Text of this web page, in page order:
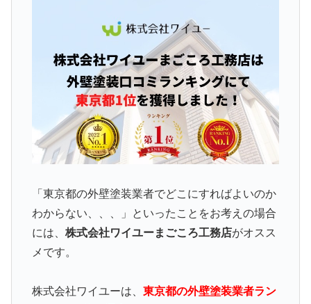
「東京都の外壁塗装業者でどこにすればよいのか
わからない、、、」といったことをお考えの場合
には、 株式会社ワイユーまごころ工務店がオスス
メです。
株式会社ワイユーは、 東京都の外壁塗装業者ラン